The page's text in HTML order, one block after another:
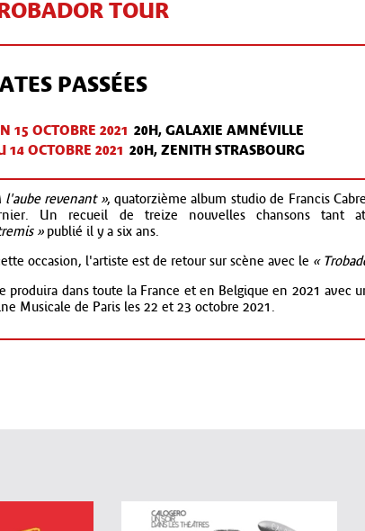
TOUR
PASSÉES
15 OCTOBRE 2021 20H, GALAXIE AMNÉVILLE
14 OCTOBRE 2021 20H, ZENITH STRASBOURG
l'aube revenant », quatorzième album studio de Francis
Un recueil de treize nouvelles chansons tant
»publié il y a six ans.
occasion, l'artiste est de retour sur scène avec le «
produira dans toute la France et en Belgique en 2021 avec
Musicale de Paris les 22 et 23 octobre 2021.